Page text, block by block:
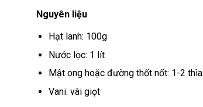
Nguyên liệu
Hạt lanh: 100g
Nước lọc: 1 lít
Mật ong hoặc đường thốt nốt: 1-2 thìa
Vani: vài giọt